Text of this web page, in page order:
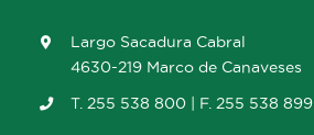
Largo Sacadura Cabral
4630-219 Marco de Canaveses
T. 255 538 800 | F. 255 538 899